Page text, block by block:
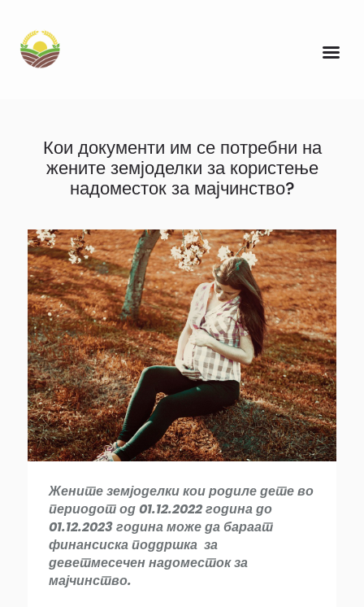
Кои документи им се потребни на
жените земјоделки за користење
надоместок за мајчинство?
Жените земјоделки кои родиле дете во
периодот од 01.12.2022 година до
01.12.2023 година може да бараат
финансиска поддршка за
деветмесечен надоместок за
мајчинство.